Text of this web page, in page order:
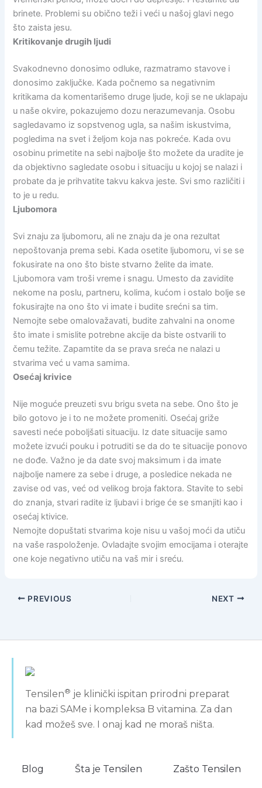
brinete. Problemi su obično teži i veći u našoj glavi nego
što zaista jesu.
Kritikovanje drugih ljudi
Svakodnevno donosimo odluke, razmatramo stavove i
donosimo zaključke. Kada počnemo sa negativnim
kritikama da komentarišemo druge ljude, koji se ne uklapaju
u naše okvire, pokazujemo dozu nerazumevanja. Osobu
sagledavamo iz sopstvenog ugla, sa našim iskustvima,
pogledima na svet i željom koja nas pokreće. Kada ovu
osobinu primetite na sebi najbolje što možete da uradite je
da objektivno sagledate osobu i situaciju u kojoj se nalazi i
probate da je prihvatite takvu kakva jeste. Svi smo različiti i
to je u redu.
Ljubomora
Svi znaju za ljubomoru, ali ne znaju da je ona rezultat
nepoštovanja prema sebi. Kada osetite ljubomoru, vi se se
fokusirate na ono što biste stvarno želite da imate.
Ljubomora vam troši vreme i snagu. Umesto da zavidite
nekome na poslu, partneru, kolima, kućom i ostalo bolje se
fokusirajte na ono što vi imate i budite srećni sa tim.
Nemojte sebe omalovažavati, budite zahvalni na onome
što imate i smislite potrebne akcije da biste ostvarili to
čemu težite. Zapamtite da se prava sreća ne nalazi u
stvarima već u vama samima.
Osećaj krivice
Nije moguće preuzeti svu brigu sveta na sebe. Ono što je
bilo gotovo je i to ne možete promeniti. Osećaj griže
savesti neće poboljšati situaciju. Iz date situacije samo
možete izvući pouku i potruditi se da do te situacije ponovo
ne dođe. Važno je da date svoj maksimum i da imate
najbolje namere za sebe i druge, a posledice nekada ne
zavise od vas, već od velikog broja faktora. Stavite to sebi
do znanja, stvari radite iz ljubavi i brige će se smanjiti kao i
osećaj ktivice.
Nemojte dopuštati stvarima koje nisu u vašoj moći da utiču
na vaše raspoloženje. Ovladajte svojim emocijama i oterajte
one koje negativno utiču na vaš mir i sreću.
PREVIOUS NEXT
Tensilen® je klinički ispitan prirodni preparat
na bazi SAMe i kompleksa B vitamina. Za dan
kad možeš sve. I onaj kad ne moraš ništa.
Blog Šta je Tensilen Zašto Tensilen